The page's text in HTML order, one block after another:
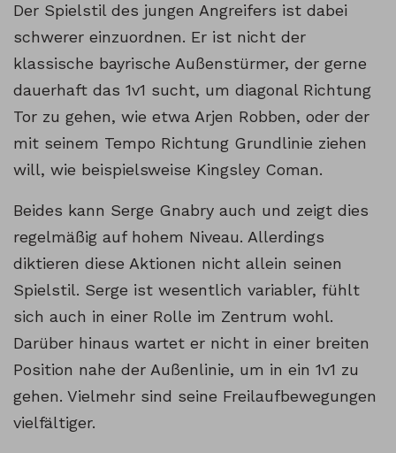
Der Spielstil des jungen Angreifers ist dabei
schwerer einzuordnen. Er ist nicht der
klassische bayrische Außenstürmer, der gerne
dauerhaft das 1v1 sucht, um diagonal Richtung
Tor zu gehen, wie etwa Arjen Robben, oder der
mit seinem Tempo Richtung Grundlinie ziehen
will, wie beispielsweise Kingsley Coman.
Beides kann Serge Gnabry auch und zeigt dies
regelmäßig auf hohem Niveau. Allerdings
diktieren diese Aktionen nicht allein seinen
Spielstil. Serge ist wesentlich variabler, fühlt
sich auch in einer Rolle im Zentrum wohl.
Darüber hinaus wartet er nicht in einer breiten
Position nahe der Außenlinie, um in ein 1v1 zu
gehen. Vielmehr sind seine Freilaufbewegungen
vielfältiger.